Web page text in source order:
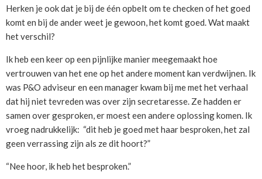
Herken je ook dat je bij de één opbelt om te checken of het goed
komt en bij de ander weet je gewoon, het komt goed. Wat maakt
het verschil?
Ik heb een keer op een pijnlijke manier meegemaakt hoe
vertrouwen van het ene op het andere moment kan verdwijnen. Ik
was P&O adviseur en een manager kwam bij me met het verhaal
dat hij niet tevreden was over zijn secretaresse. Ze hadden er
samen over gesproken, er moest een andere oplossing komen. Ik
vroeg nadrukkelijk: “dit heb je goed met haar besproken, het zal
geen verrassing zijn als ze dit hoort?”
“Nee hoor, ik heb het besproken.”